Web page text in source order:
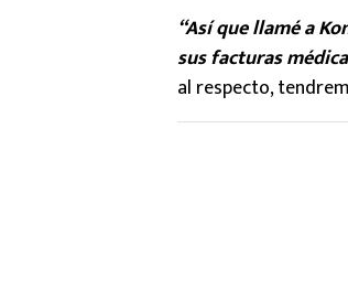
“Así que llamé a
sus facturas
al respecto,